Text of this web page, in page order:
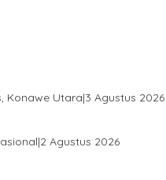
Konawe Utara|3 Agustus 2026
|2 Agustus 2026